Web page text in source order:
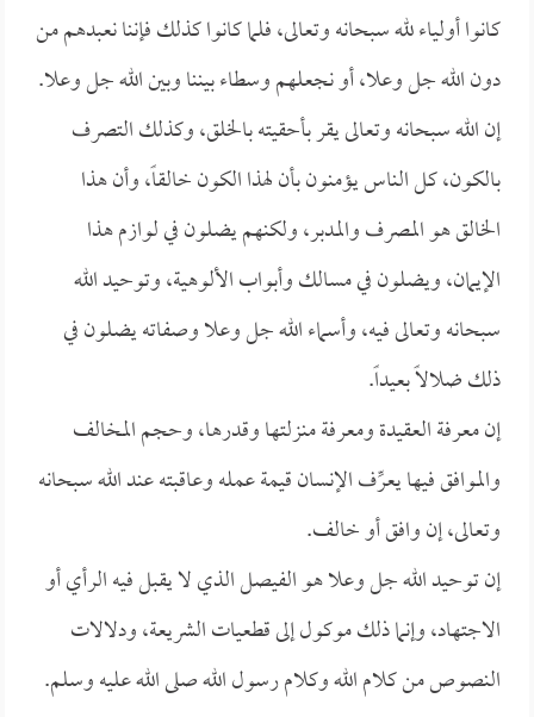
كانوا أولياء لله سبحانه وتعالى، فلما كانوا كذلك فإننا نعبدهم من
دون الله جل وعلا، أو نجعلهم وسطاء بيننا وبين الله جل وعلا.
إن الله سبحانه وتعالى يقر بأحقيته بالخلق، وكذلك التصرف
بالكون، كل الناس يؤمنون بأن لهذا الكون خالقاً، وأن هذا
الخالق هو المصرف والمدبر، ولكنهم يضلون في لوازم هذا
الإيمان، ويضلون في مسالك وأبواب الألوهية، وتوحيد الله
سبحانه وتعالى فيه، وأسماء الله جل وعلا وصفاته يضلون في
ذلك ضلالاً بعيداً.
إن معرفة العقيدة ومعرفة منزلتها وقدرها، وحجم المخالف
والموافق فيها يعرِّف الإنسان قيمة عمله وعاقبته عند الله سبحانه
وتعالى، إن وافق أو خالف.
إن توحيد الله جل وعلا هو الفيصل الذي لا يقبل فيه الرأي أو
الاجتهاد، وإنما ذلك موكول إلى قطعيات الشريعة، ودلالات
النصوص من كلام الله وكلام رسول الله صلى الله عليه وسلم.